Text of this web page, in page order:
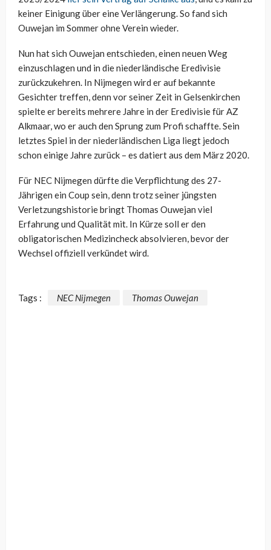
keiner Einigung über eine Verlängerung. So fand sich
Ouwejan im Sommer ohne Verein wieder.
Nun hat sich Ouwejan entschieden, einen neuen Weg
einzuschlagen und in die niederländische Eredivisie
zurückzukehren. In Nijmegen wird er auf bekannte
Gesichter treffen, denn vor seiner Zeit in Gelsenkirchen
spielte er bereits mehrere Jahre in der Eredivisie für AZ
Alkmaar, wo er auch den Sprung zum Profi schaffte. Sein
letztes Spiel in der niederländischen Liga liegt jedoch
schon einige Jahre zurück – es datiert aus dem März 2020.
Für NEC Nijmegen dürfte die Verpflichtung des 27-
Jährigen ein Coup sein, denn trotz seiner jüngsten
Verletzungshistorie bringt Thomas Ouwejan viel
Erfahrung und Qualität mit. In Kürze soll er den
obligatorischen Medizincheck absolvieren, bevor der
Wechsel offiziell verkündet wird.
Tags : NEC Nijmegen Thomas Ouwejan